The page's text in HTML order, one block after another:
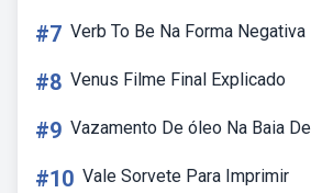
#7 Verb To Be Na Forma Negativa
#8 Venus Filme Final Explicado
#9 Vazamento De óleo Na Baia
#10 Vale Sorvete Para Imprimir